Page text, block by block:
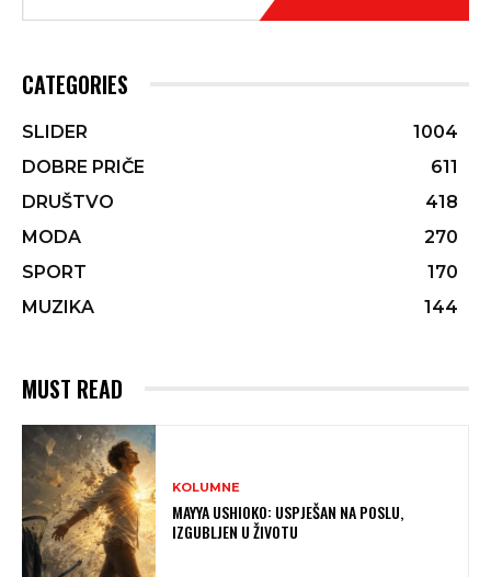
CATEGORIES
SLIDER
1004
DOBRE PRIČE
611
DRUŠTVO
418
MODA
270
SPORT
170
MUZIKA
144
MUST READ
KOLUMNE
MAYYA USHIOKO: USPJEŠAN NA POSLU,
IZGUBLJEN U ŽIVOTU